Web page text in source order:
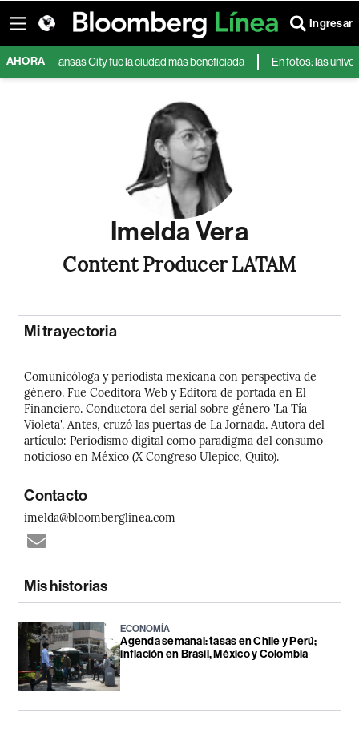
Ingresar
AHORAKansas City fue la ciudad más beneficiada En fotos: las
Imelda Vera
Content Producer LATAM
Mi trayectoria
Comunicóloga y periodista mexicana con perspectiva de
género. Fue Coeditora Web y Editora de portada en El
Financiero. Conductora del serial sobre género 'La Tía
Violeta'. Antes, cruzó las puertas de La Jornada. Autora del
artículo: Periodismo digital como paradigma del consumo
noticioso en México (X Congreso Ulepicc, Quito).
Contacto
imelda@bloomberglinea.com
Mis historias
ECONOMÍA
Agenda semanal: tasas en Chile y Perú;
inflación en Brasil, México y Colombia